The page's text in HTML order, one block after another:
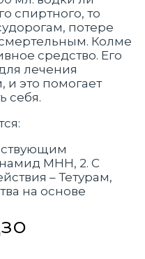
спиртного, то
потере
Колме
средство. Его
лечения
и это помогает
себя.
МНН, 2. С
– Тетурам,
на основе